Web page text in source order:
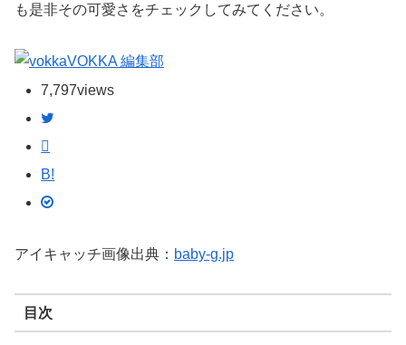
も是非その可愛さをチェックしてみてください。
VOKKA 編集部
7,797views
B!
アイキャッチ画像出典： baby-g.jp
目次